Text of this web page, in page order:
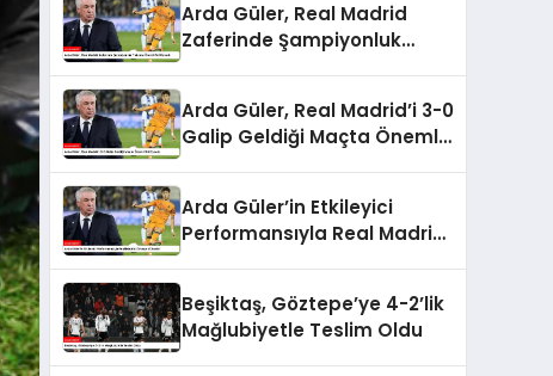
Arda Güler, Real Madrid
Zaferinde Şampiyonluk
Arda Güler, Real Madrid’i 3-0
Galip Geldiği Maçta Önemli
Arda Güler’in Etkileyici
Performansıyla Real Madrid
Beşiktaş, Göztepe’ye 4-2’lik
Mağlubiyetle Teslim Oldu